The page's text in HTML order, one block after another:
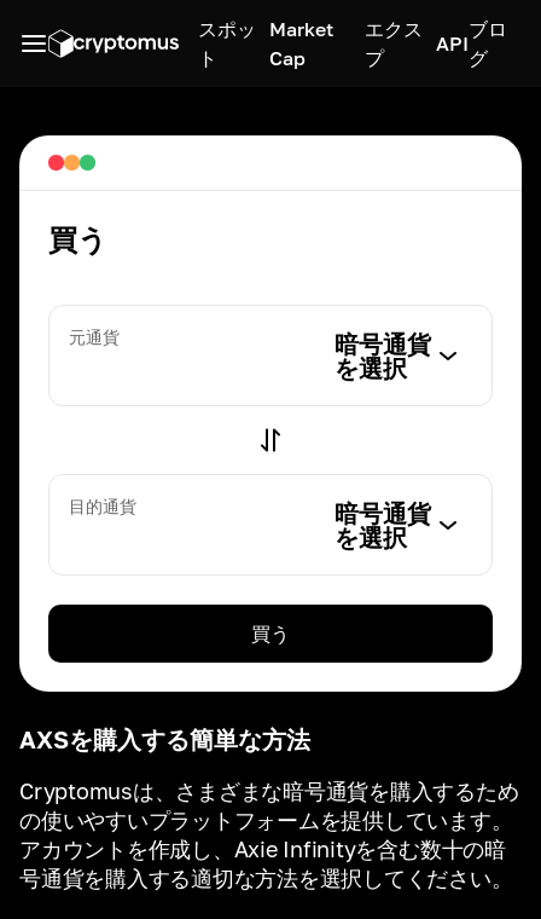
スポッ
ト
Market
Cap
エクス
プ
API
ブロ
グ
AXSを購入する簡単な方法
Cryptomusは、さまざまな暗号通貨を購入するため
の使いやすいプラットフォームを提供しています。
アカウントを作成し、Axie Infinityを含む数十の暗
号通貨を購入する適切な方法を選択してください。
買う
元通貨
暗号通貨
を選択
目的通貨
暗号通貨
を選択
買う